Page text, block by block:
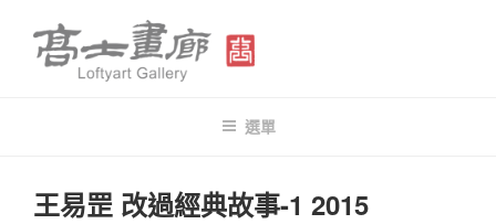
選單
發
佈
王易罡 改過經典故事-1 2015